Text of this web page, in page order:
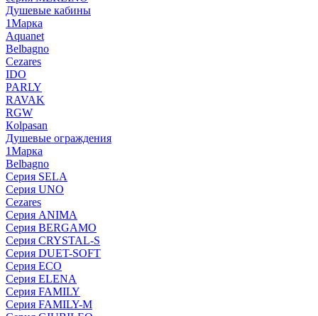
Душевые кабины
1Марка
Aquanet
Belbagno
Cezares
IDO
PARLY
RAVAK
RGW
Кolpasan
Душевые ограждения
1Марка
Belbagno
Серия SELA
Серия UNO
Cezares
Серия ANIMA
Серия BERGAMO
Серия CRYSTAL-S
Серия DUET-SOFT
Серия ECO
Серия ELENA
Серия FAMILY
Серия FAMILY-M